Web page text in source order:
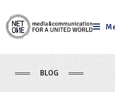
BLOG